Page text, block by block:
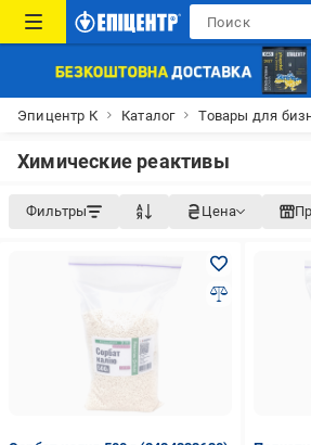
Эпицентр К Каталог Товары для
Химические реактивы
Фильтры Цена